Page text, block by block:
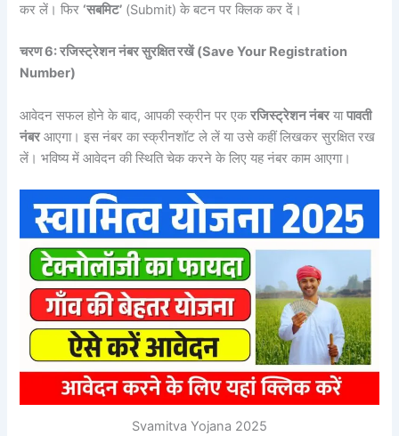
कर लें। फिर ‘सबमिट’ (Submit) के बटन पर क्लिक कर दें।
चरण 6:रजिस्ट्रेशननंबरसुरक्षितरखें (Save Your Registration
Number)
आवेदन सफल होने के बाद, आपकी स्क्रीन पर एकरजिस्ट्रेशननंबरयापावती
नंबरआएगा। इस नंबर का स्क्रीनशॉट ले लें या उसे कहीं लिखकर सुरक्षित रख
लें। भविष्य में आवेदन की स्थिति चेक करने के लिए यह नंबर काम आएगा।
Svamitva Yojana 2025